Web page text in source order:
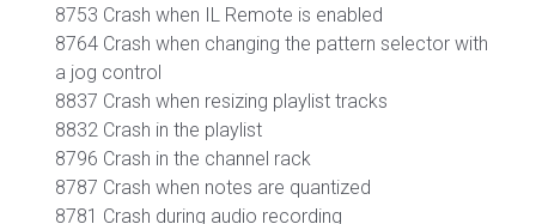
8753 Crash when IL Remote is enabled
8764 Crash when changing the pattern selector with
a jog control
8837 Crash when resizing playlist tracks
8832 Crash in the playlist
8796 Crash in the channel rack
8787 Crash when notes are quantized
8781 Crash during audio recording